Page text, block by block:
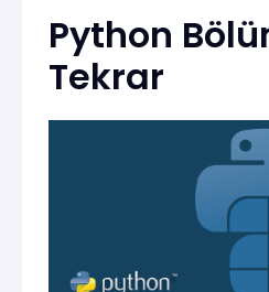
Python
Tekrar